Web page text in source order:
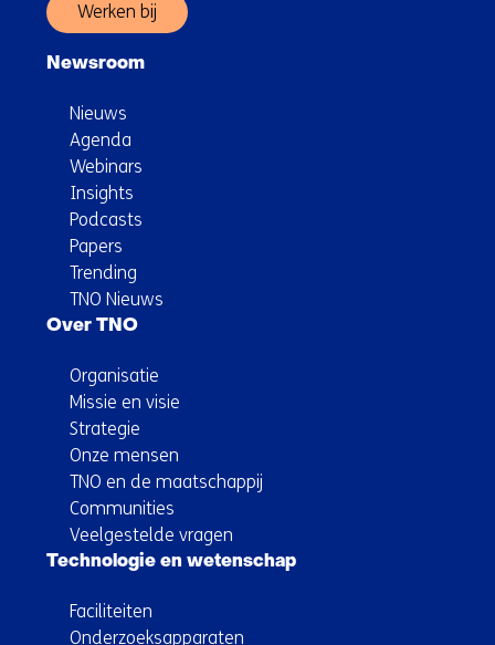
Werken bij
Newsroom
Nieuws
Agenda
Webinars
Insights
Podcasts
Papers
Trending
TNO Nieuws
Over TNO
Organisatie
Missie en visie
Strategie
Onze mensen
TNO en de maatschappij
Communities
Veelgestelde vragen
Technologie en wetenschap
Faciliteiten
Onderzoeksapparaten